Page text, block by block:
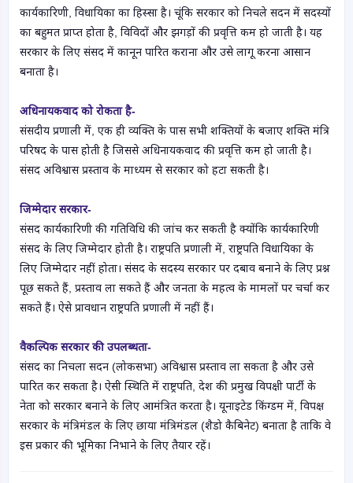
कार्यकारिणी, विधायिका का हिस्सा है। चूंकि सरकार को निचले सदन में सदस्यों
का बहुमत प्राप्त होता है, विविदों और झगड़ों की प्रवृत्ति कम हो जाती है। यह
सरकार के लिए संसद में कानून पारित कराना और उसे लागू करना आसान
बनाता है।
अधिनायकवाद को रोकता है-
संसदीय प्रणाली में, एक ही व्यक्ति के पास सभी शक्तियों के बजाए शक्ति मंत्रि
परिषद के पास होती है जिससे अधिनायकवाद की प्रवृत्ति कम हो जाती है।
संसद अविश्वास प्रस्ताव के माध्यम से सरकार को हटा सकती है।
जिम्मेदार सरकार-
संसद कार्यकारिणी की गतिविधि की जांच कर सकती है क्योंकि कार्यकारिणी
संसद के लिए जिम्मेदार होती है। राष्ट्रपति प्रणाली में, राष्ट्रपति विधायिका के
लिए जिम्मेदार नहीं होता। संसद के सदस्य सरकार पर दबाव बनाने के लिए प्रश्न
पूछ सकते हैं, प्रस्ताव ला सकते हैं और जनता के महत्व के मामलों पर चर्चा कर
सकते हैं। ऐसे प्रावधान राष्ट्रपति प्रणाली में नहीं हैं।
वैकल्पिक सरकार की उपलब्धता-
संसद का निचला सदन (लोकसभा) अविश्वास प्रस्ताव ला सकता है और उसे
पारित कर सकता है। ऐसी स्थिति में राष्ट्रपति, देश की प्रमुख विपक्षी पार्टी के
नेता को सरकार बनाने के लिए आमंत्रित करता है। यूनाइटेड किंग्डम में, विपक्ष
सरकार के मंत्रिमंडल के लिए छाया मंत्रिमंडल (शैडो कैबिनेट) बनाता है ताकि वे
इस प्रकार की भूमिका निभाने के लिए तैयार रहें।